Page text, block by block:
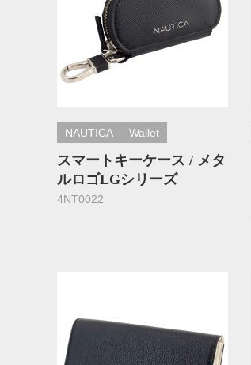
NAUTICA Wallet
スマートキーケース / メタ
ルロゴLGシリーズ
4NT0022